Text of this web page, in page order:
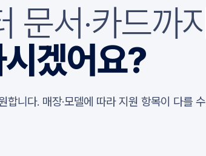
문서·카드까지
겠어요?
니다. 매장·모델에 따라 지원 항목이 다를 수